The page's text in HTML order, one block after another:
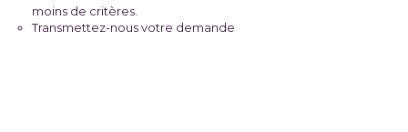
moins de critères.
Transmettez-nous votre demande